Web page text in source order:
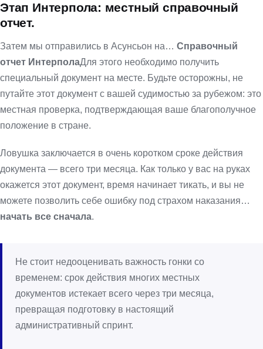
Этап Интерпола: местный справочный
отчет.
Затем мы отправились в Асунсьон на… Справочный
отчет ИнтерполаДля этого необходимо получить
специальный документ на месте. Будьте осторожны, не
путайте этот документ с вашей судимостью за рубежом: это
местная проверка, подтверждающая ваше благополучное
положение в стране.
Ловушка заключается в очень коротком сроке действия
документа — всего три месяца. Как только у вас на руках
окажется этот документ, время начинает тикать, и вы не
можете позволить себе ошибку под страхом наказания…
начать все сначала.
Не стоит недооценивать важность гонки со
временем: срок действия многих местных
документов истекает всего через три месяца,
превращая подготовку в настоящий
административный спринт.